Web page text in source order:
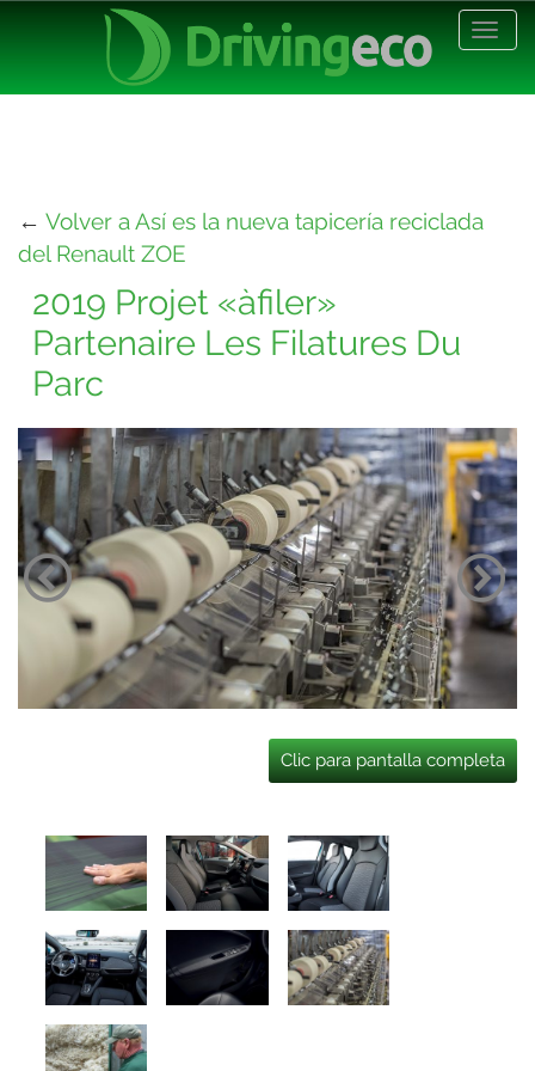
← Volver a Así es la nueva tapicería reciclada
del Renault ZOE
2019 Projet «àfiler»
Partenaire Les Filatures Du
Parc
Clic para pantalla completa